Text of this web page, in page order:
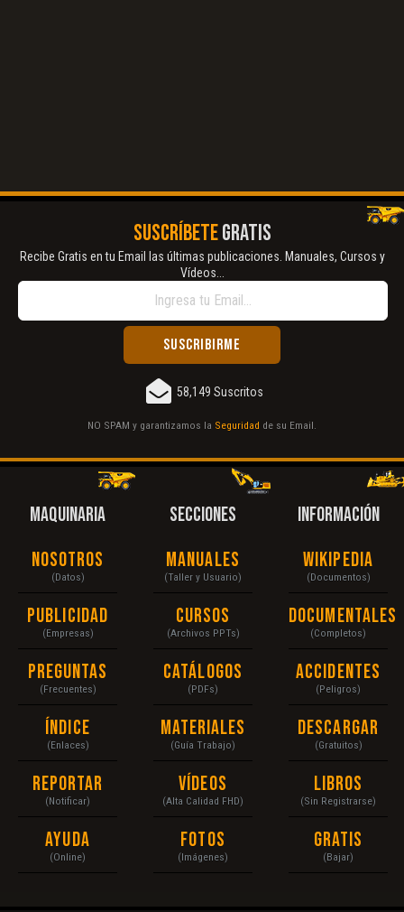
SUSCRÍBETEGRATIS
Recibe Gratis en tu Email las últimas publicaciones. Manuales, Cursos y
Vídeos...
58,149 Suscritos
NO SPAM y garantizamos la Seguridad de su Email.
MAQUINARIA
Nosotros
(Datos)
Publicidad
(Empresas)
Preguntas
(Frecuentes)
Índice
(Enlaces)
Reportar
(Notificar)
Ayuda
(Online)
SECCIONES
Manuales
(Taller y Usuario)
Cursos
(Archivos PPTs)
Catálogos
(PDFs)
Materiales
(Guía Trabajo)
Vídeos
(Alta Calidad FHD)
Fotos
(Imágenes)
INFORMACIÓN
Wikipedia
(Documentos)
Documentales
(Completos)
Accidentes
(Peligros)
Descargar
(Gratuitos)
Libros
(Sin Registrarse)
Gratis
(Bajar)
Reportar otro tipo de error...